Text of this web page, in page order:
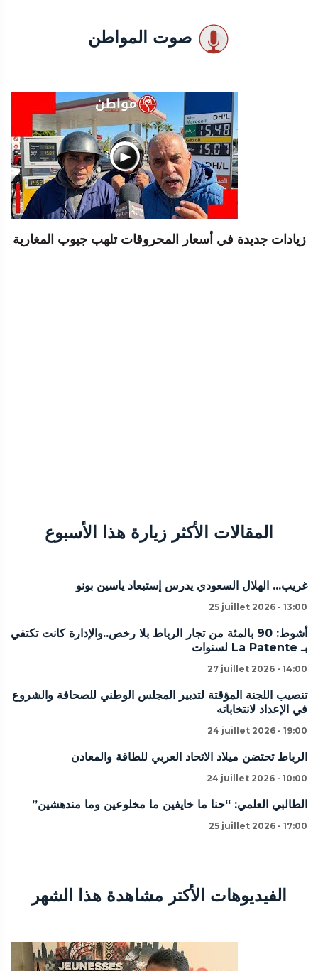
صوت المواطن
زيادات جديدة في أسعار المحروقات تلهب جيوب المغاربة
المقالات الأكثر زيارة هذا الأسبوع
غريب... الهلال السعودي يدرس إستبعاد ياسين بونو
25 juillet 2026 - 13:00
أشوط: 90 بالمئة من تجار الرباط بلا رخص..والإدارة كانت تكتفي
بـ La Patente لسنوات
27 juillet 2026 - 14:00
تنصيب اللجنة المؤقتة لتدبير المجلس الوطني للصحافة والشروع
في الإعداد لانتخاباته
24 juillet 2026 - 19:00
الرباط تحتضن ميلاد الاتحاد العربي للطاقة والمعادن
24 juillet 2026 - 10:00
الطالبي العلمي: “حنا ما خايفين ما مخلوعين وما مندهشين”
25 juillet 2026 - 17:00
الفيديوهات الأكتر مشاهدة هذا الشهر